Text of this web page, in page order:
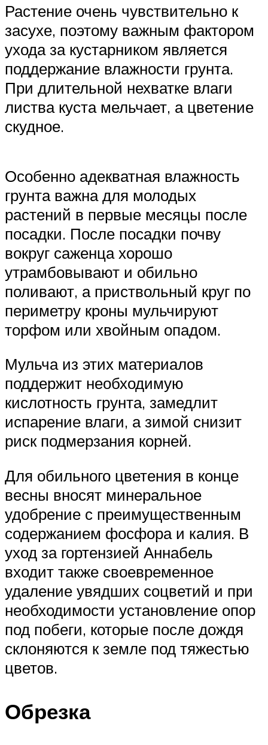
Растение очень чувствительно к
засухе, поэтому важным фактором
ухода за кустарником является
поддержание влажности грунта.
При длительной нехватке влаги
листва куста мельчает, а цветение
скудное.
Особенно адекватная влажность
грунта важна для молодых
растений в первые месяцы после
посадки. После посадки почву
вокруг саженца хорошо
утрамбовывают и обильно
поливают, а приствольный круг по
периметру кроны мульчируют
торфом или хвойным опадом.
Мульча из этих материалов
поддержит необходимую
кислотность грунта, замедлит
испарение влаги, а зимой снизит
риск подмерзания корней.
Для обильного цветения в конце
весны вносят минеральное
удобрение с преимущественным
содержанием фосфора и калия. В
уход за гортензией Аннабель
входит также своевременное
удаление увядших соцветий и при
необходимости установление опор
под побеги, которые после дождя
склоняются к земле под тяжестью
цветов.
Обрезка